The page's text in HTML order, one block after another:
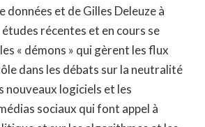
données et de Gilles Deleuze à
études récentes et en cours se
« démons » qui gèrent les flux
dans les débats sur la neutralité
nouveaux logiciels et les
sociaux qui font appel à